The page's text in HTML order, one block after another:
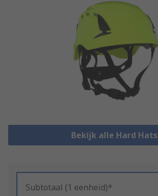
Bekijk alle Hard Hats
Subtotaal (1 eenheid)*